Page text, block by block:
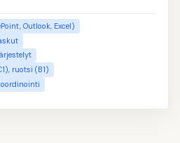
Outlook, Excel)
ruotsi (B1)